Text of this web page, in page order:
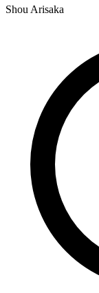
Shou Arisaka